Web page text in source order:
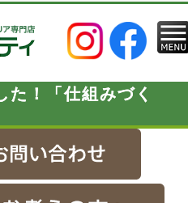
た！「仕組みづく